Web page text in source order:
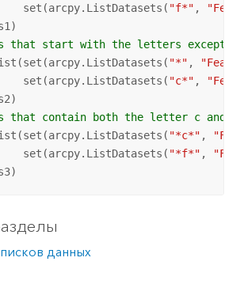
set(arcpy.ListDatasets(
"f*" ,
that start with the letters except c
"*" ,
set(arcpy.ListDatasets(
"c*" ,
that contain both the letter c and f
"*c*" ,
set(arcpy.ListDatasets(
"*f*" ,
данных